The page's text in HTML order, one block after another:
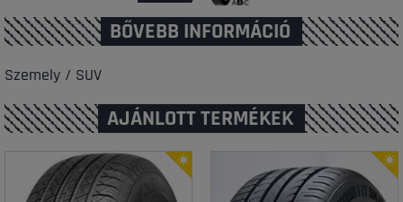
BŐVEBB INFORMÁCIÓ
Szemely / SUV
AJÁNLOTT TERMÉKEK